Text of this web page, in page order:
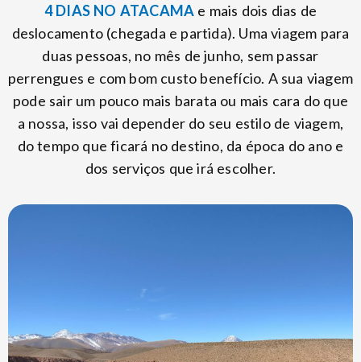
4 DIAS NO ATACAMA e mais dois dias de
deslocamento (chegada e partida). Uma viagem para
duas pessoas, no mês de junho, sem passar
perrengues e com bom custo benefício. A sua viagem
pode sair um pouco mais barata ou mais cara do que
a nossa, isso vai depender do seu estilo de viagem,
do tempo que ficará no destino, da época do ano e
dos serviços que irá escolher.